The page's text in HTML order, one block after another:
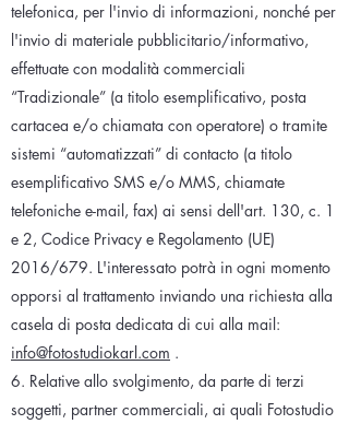
telefonica, per l'invio di informazioni, nonché per
l'invio di materiale pubblicitario/informativo,
effettuate con modalità commerciali
“Tradizionale” (a titolo esemplificativo, posta
cartacea e/o chiamata con operatore) o tramite
sistemi “automatizzati” di contacto (a titolo
esemplificativo SMS e/o MMS, chiamate
telefoniche e-mail, fax) ai sensi dell'art. 130, c. 1
e 2, Codice Privacy e Regolamento (UE)
2016/679. L'interessato potrà in ogni momento
opporsi al trattamento inviando una richiesta alla
casela di posta dedicata di cui alla mail:
info@fotostudiokarl.com .
6. Relative allo svolgimento, da parte di terzi
soggetti, partner commerciali, ai quali Fotostudio